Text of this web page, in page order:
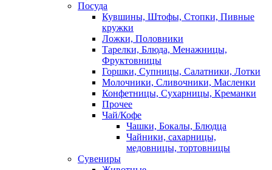
Посуда
Кувшины, Штофы, Стопки, Пивные
кружки
Ложки, Половники
Тарелки, Блюда, Менажницы,
Фруктовницы
Горшки, Супницы, Салатники, Лотки
Молочники, Сливочники, Масленки
Конфетницы, Сухарницы, Креманки
Прочее
Чай/Кофе
Чашки, Бокалы, Блюдца
Чайники, сахарницы,
медовницы, тортовницы
Сувениры